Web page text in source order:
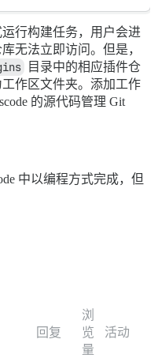
行构建任务，用户会进
无法立即访问。但是，
目录中的相应插件仓
作区文件夹。添加工作
的源代码管理 Git
中以编程方式完成，但
回复
浏
览
量
活动